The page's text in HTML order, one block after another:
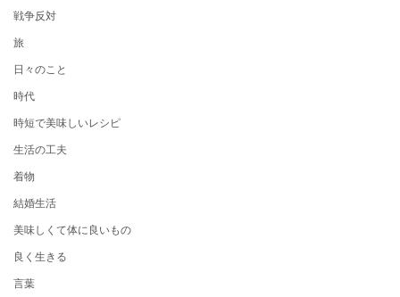
戦争反対
旅
日々のこと
時代
時短で美味しいレシピ
生活の工夫
着物
結婚生活
美味しくて体に良いもの
良く生きる
言葉